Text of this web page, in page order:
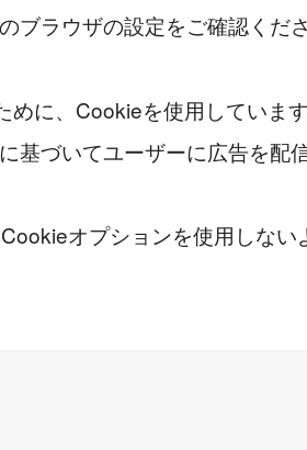
ラウザの設定をご確認くださ
に、Cookieを使用しています
基づいてユーザーに広告を配
オプションを使用しない